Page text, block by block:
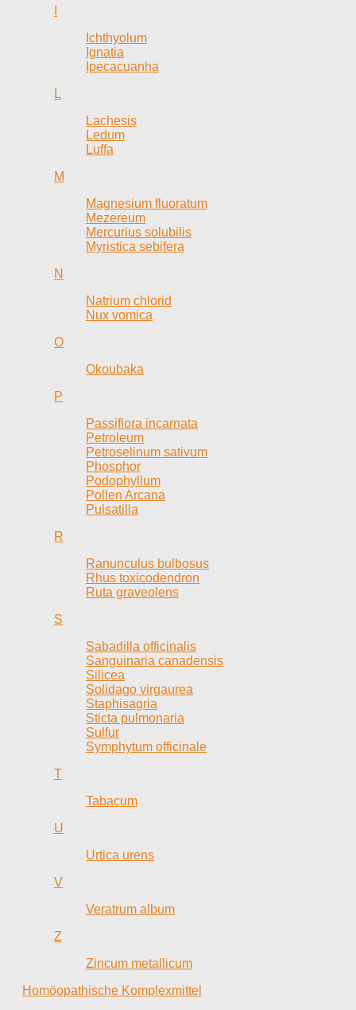
Ichthyolum
Ignatia
Ipecacuanha
L
Lachesis
Ledum
Luffa
M
Magnesium fluoratum
Mezereum
Mercurius solubilis
Myristica sebifera
N
Natrium chlorid
Nux vomica
O
Okoubaka
P
Passiflora incarnata
Petroleum
Petroselinum sativum
Phosphor
Podophyllum
Pollen Arcana
Pulsatilla
R
Ranunculus bulbosus
Rhus toxicodendron
Ruta graveolens
S
Sabadilla officinalis
Sanguinaria canadensis
Silicea
Solidago virgaurea
Staphisagria
Sticta pulmonaria
Sulfur
Symphytum officinale
T
Tabacum
U
Urtica urens
V
Veratrum album
Z
Zincum metallicum
Homöopathische Komplexmittel